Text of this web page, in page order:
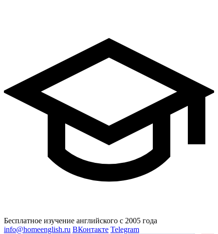
Бесплатное изучение английского с 2005 года
info@homeenglish.ru ВКонтакте Telegram